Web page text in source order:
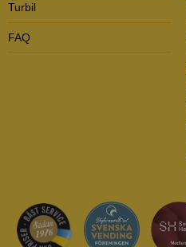
Turbil
FAQ